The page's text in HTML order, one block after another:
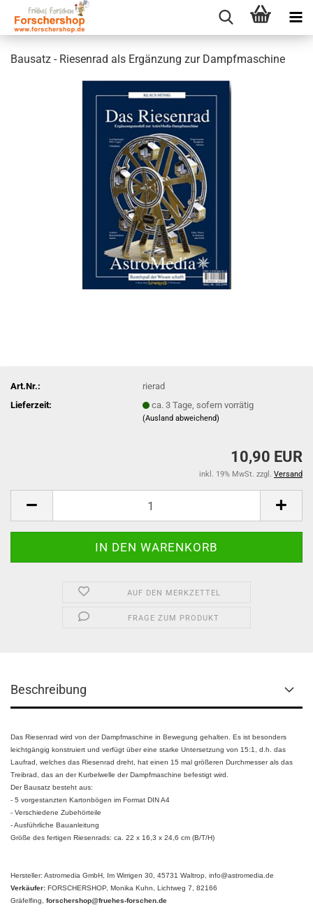
Bausatz - Riesenrad als Ergänzung zur Dampfmaschine
Art.Nr.:
rierad
Lieferzeit:
ca. 3 Tage, sofern vorrätig
(Ausland abweichend)
10,90 EUR
inkl. 19% MwSt. zzgl. Versand
AUF DEN MERKZETTEL
FRAGE ZUM PRODUKT
Beschreibung
Das Riesenrad wird von der Dampfmaschine in Bewegung gehalten. Es ist besonders
leichtgängig konstruiert und verfügt über eine starke Untersetzung von 15:1, d.h. das
Laufrad, welches das Riesenrad dreht, hat einen 15 mal größeren Durchmesser als das
Treibrad, das an der Kurbelwelle der Dampfmaschine befestigt wird.
Der Bausatz besteht aus:
- 5 vorgestanzten Kartonbögen im Format DIN A4
- Verschiedene Zubehörteile
- Ausführliche Bauanleitung
Größe des fertigen Riesenrads: ca. 22 x 16,3 x 24,6 cm (B/T/H)
Hersteller: Astromedia GmbH, Im Wirrigen 30, 45731 Waltrop, info@astromedia.de
Verkäufer: FORSCHERSHOP, Monika Kuhn, Lichtweg 7, 82166
Gräfelfing, forschershop@fruehes-forschen.de